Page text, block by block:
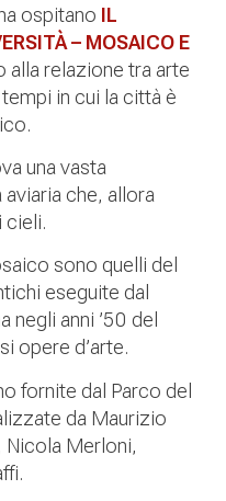
ospitano IL
– MOSAICO E
alla relazione tra arte
in cui la città è
una vasta
che, allora
cieli.
sono quelli del
eseguite dal
negli anni ’50 del
opere d’arte.
fornite dal Parco del
da Maurizio
Nicola Merloni,